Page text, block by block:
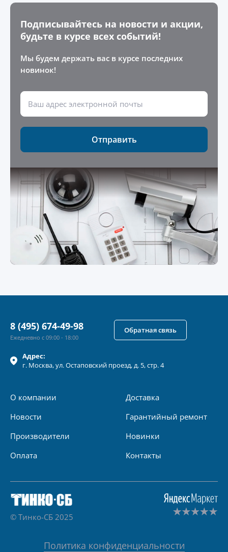
Подписывайтесь на новости и акции,
будьте в курсе всех событий!
Мы будем держать вас в курсе последних
новинок!
Отправить
Адрес:
г. Москва, ул.Остаповский проезд, д. 5, стр. 4
О компании
Новости
Производители
Оплата
Доставка
Гарантийный ремонт
Новинки
Контакты
8 (495) 674-49-98
Ежедневно с 09:00 - 18:00
Обратная связь
© Тинко-СБ 2025
Политика конфиденциальности